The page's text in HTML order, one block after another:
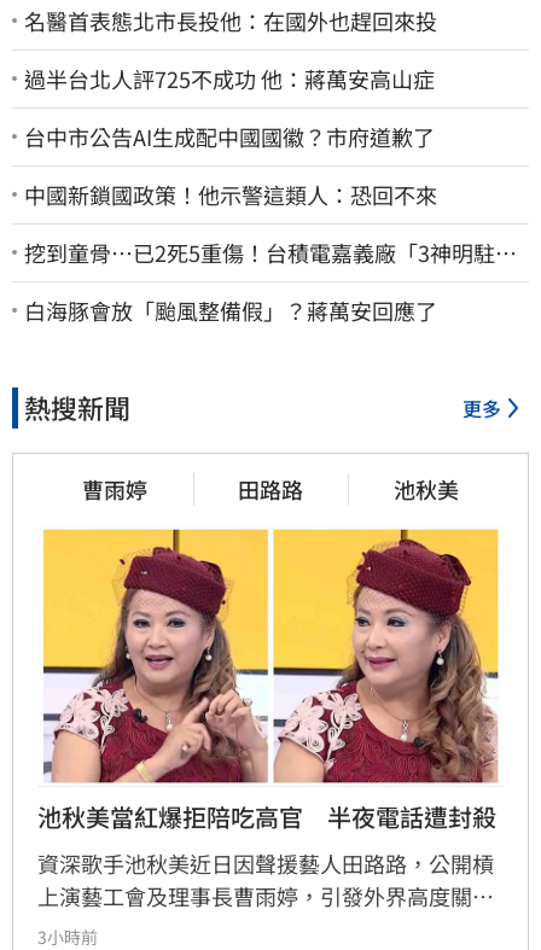
名醫首表態北市長投他：在國外也趕回來投
過半台北人評725不成功 他：蔣萬安高山症
台中市公告AI生成配中國國徽？市府道歉了
中國新鎖國政策！他示警這類人：恐回不來
挖到童骨…已2死5重傷！台積電嘉義廠「3神明駐駕
畫面曝光」
白海豚會放「颱風整備假」？蔣萬安回應了
熱搜新聞 更多
曹雨婷 田路路 池秋美
池秋美當紅爆拒陪吃高官　半夜電話遭封殺
資深歌手池秋美近日因聲援藝人田路路，公開槓
上演藝工會及理事長曹雨婷，引發外界高度關
注。池秋美過去曾以《小風帆》一曲紅遍大街小
3小時前